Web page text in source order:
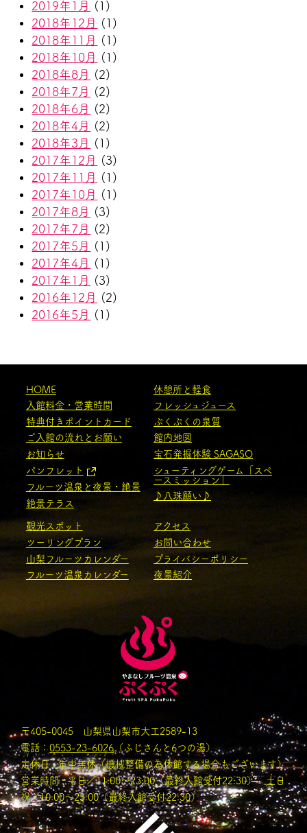
2019年1月
(1)
2018年12月
(1)
2018年11月
(1)
2018年10月
(1)
2018年8月
(2)
2018年7月
(2)
2018年6月
(2)
2018年4月
(2)
2018年3月
(1)
2017年12月
(3)
2017年11月
(1)
2017年10月
(1)
2017年8月
(3)
2017年7月
(2)
2017年5月
(1)
2017年4月
(1)
2017年1月
(3)
2016年12月
(2)
2016年5月
(1)
HOME
入館料金・営業時間
特典付きポイントカード
ご入館の流れとお願い
お知らせ
パンフレット
フルーツ温泉と夜景・絶景
絶景テラス
休憩所と軽食
フレッシュジュース
ぷくぷくの泉質
館内地図
宝石発掘体験 SAGASO
シューティングゲーム「スペ
ースミッション」
♪八珠願い♪
観光スポット
ツーリングプラン
山梨フルーツカレンダー
フルーツ温泉カレンダー
アクセス
お問い合わせ
プライバシーポリシー
夜景紹介
〒405-0045 山梨県山梨市大工2589-13
電話：0553-23-6026 （ふじさんと6つの湯）
定休日 : 年中無休（機械整備の為休館する場合もございます）
営業時間 : 平日／11:00〜23:00（最終入館受付22:30） 土日
祝／10:00～23:00（最終入館受付22:30）